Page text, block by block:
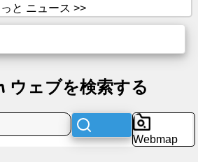
っと ニュース >>
ウェブを検索する
Webmap